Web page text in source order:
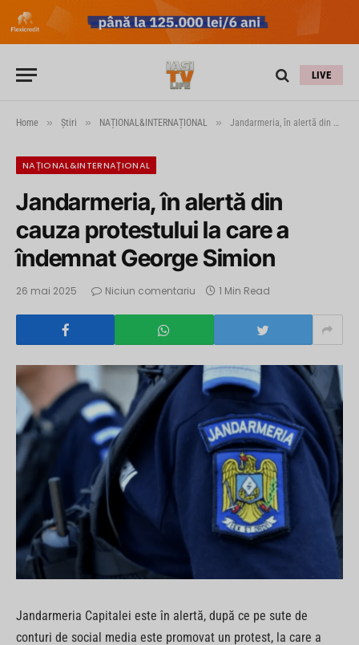
LIVE
Home » Știri » NAȚIONAL&INTERNAȚIONAL » Jandarmeria, în alertă din cauza protestului la care a îndemnat George Simion
NAȚIONAL&INTERNAȚIONAL
Jandarmeria, în alertă din
cauza protestului la care a
îndemnat George Simion
26 mai 2025 Niciun comentariu 1 Min Read
Jandarmeria Capitalei este în alertă, după ce pe sute de
conturi de social media este promovat un protest, la care a